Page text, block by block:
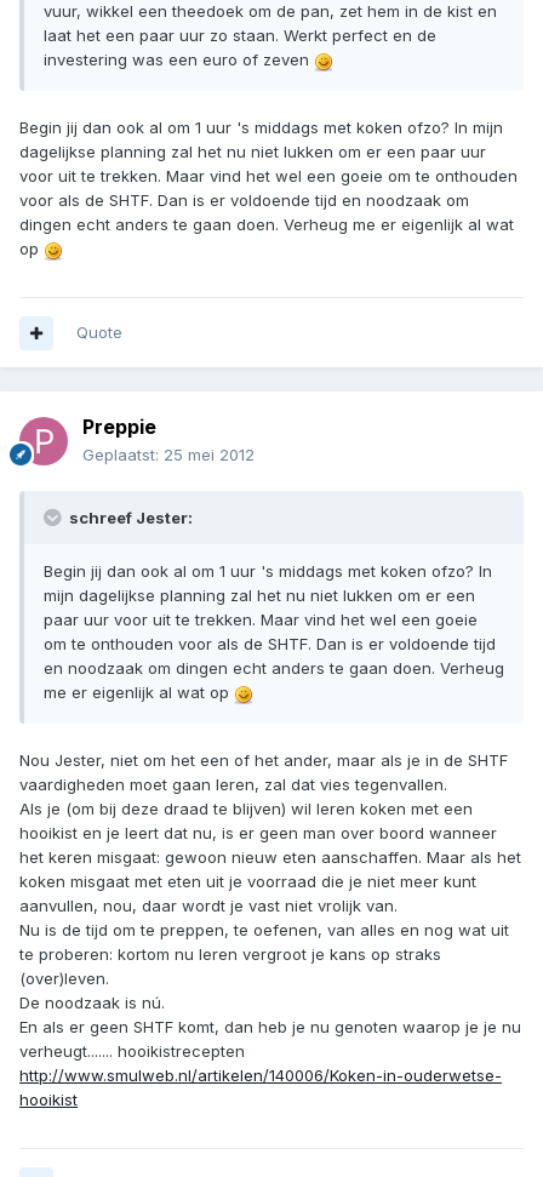
vuur, wikkel een theedoek om de pan, zet hem in de kist en
laat het een paar uur zo staan. Werkt perfect en de
investering was een euro of zeven
Begin jij dan ook al om 1 uur 's middags met koken ofzo? In mijn
dagelijkse planning zal het nu niet lukken om er een paar uur
voor uit te trekken. Maar vind het wel een goeie om te onthouden
voor als de SHTF. Dan is er voldoende tijd en noodzaak om
dingen echt anders te gaan doen. Verheug me er eigenlijk al wat
op
Quote
Preppie
Geplaatst: 25 mei 2012
schreef Jester:
Begin jij dan ook al om 1 uur 's middags met koken ofzo? In
mijn dagelijkse planning zal het nu niet lukken om er een
paar uur voor uit te trekken. Maar vind het wel een goeie
om te onthouden voor als de SHTF. Dan is er voldoende tijd
en noodzaak om dingen echt anders te gaan doen. Verheug
me er eigenlijk al wat op
Nou Jester, niet om het een of het ander, maar als je in de SHTF
vaardigheden moet gaan leren, zal dat vies tegenvallen.
Als je (om bij deze draad te blijven) wil leren koken met een
hooikist en je leert dat nu, is er geen man over boord wanneer
het keren misgaat: gewoon nieuw eten aanschaffen. Maar als het
koken misgaat met eten uit je voorraad die je niet meer kunt
aanvullen, nou, daar wordt je vast niet vrolijk van.
Nu is de tijd om te preppen, te oefenen, van alles en nog wat uit
te proberen: kortom nu leren vergroot je kans op straks
(over)leven.
De noodzaak is nú.
En als er geen SHTF komt, dan heb je nu genoten waarop je je nu
verheugt....... hooikistrecepten
http://www.smulweb.nl/artikelen/140006/Koken-in-ouderwetse-
hooikist